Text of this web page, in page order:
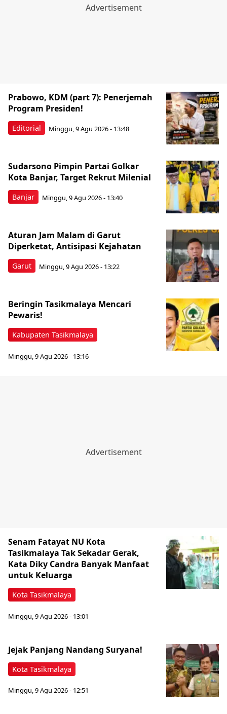
Editorial
Prabowo, KDM (part 7): Penerjemah
Program Presiden!
Minggu, 9 Agu 2026 - 13:48
Banjar
Sudarsono Pimpin Partai Golkar
Kota Banjar, Target Rekrut Milenial
Minggu, 9 Agu 2026 - 13:40
Garut
Aturan Jam Malam di Garut
Diperketat, Antisipasi Kejahatan
Minggu, 9 Agu 2026 - 13:22
Kabupaten Tasikmalaya
Beringin Tasikmalaya Mencari
Pewaris!
Minggu, 9 Agu 2026 - 13:16
Kota Tasikmalaya
Senam Fatayat NU Kota
Tasikmalaya Tak Sekadar Gerak,
Kata Diky Candra Banyak Manfaat
untuk Keluarga
Minggu, 9 Agu 2026 - 13:01
Kota Tasikmalaya
Jejak Panjang Nandang Suryana!
Minggu, 9 Agu 2026 - 12:51